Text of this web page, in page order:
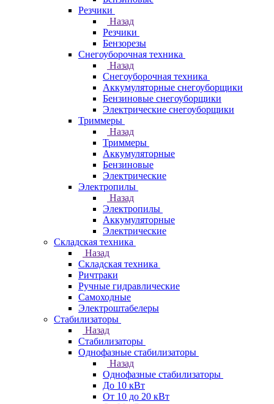
Резчики
Назад
Резчики
Бензорезы
Снегоуборочная техника
Назад
Снегоуборочная техника
Аккумуляторные снегоуборщики
Бензиновые снегоуборщики
Электрические снегоуборщики
Триммеры
Назад
Триммеры
Аккумуляторные
Бензиновые
Электрические
Электропилы
Назад
Электропилы
Аккумуляторные
Электрические
Складская техника
Назад
Складская техника
Ричтраки
Ручные гидравлические
Самоходные
Электроштабелеры
Стабилизаторы
Назад
Стабилизаторы
Однофазные стабилизаторы
Назад
Однофазные стабилизаторы
До 10 кВт
От 10 до 20 кВт